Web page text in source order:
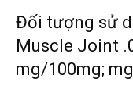
Đối tượng sử
Muscle Joint
mg/100mg;